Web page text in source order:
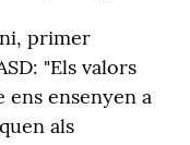
primer
"Els valors
ensenyen a
als